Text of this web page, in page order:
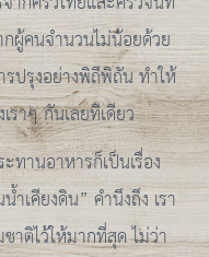
ผู้คนจำนวนไม่น้อยด้วย
ปรุงอย่างพิถีพิถัน ทำให้
ราๆ กันเลยทีเดียว
ทานอาหารก็เป็นเรื่อง
เคียงดิน” คำนึงถึง เรา
ติไว้ให้มากที่สุด ไม่ว่า